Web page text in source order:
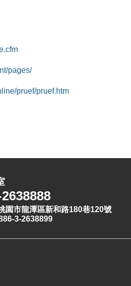
pages/
pruef/pruef.htm
園市龍潭區新和路180巷120號
3-2638899